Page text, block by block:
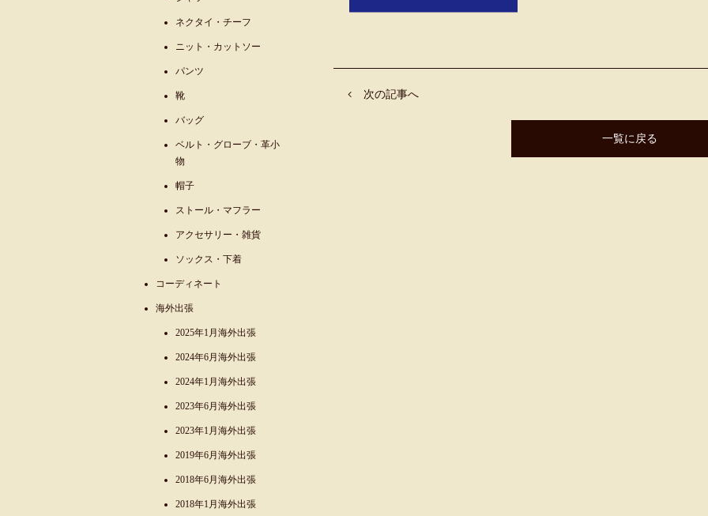
次の記事へ
一覧に戻る
ネクタイ・チーフ
ニット・カットソー
パンツ
靴
バッグ
ベルト・グローブ・革小
物
帽子
ストール・マフラー
アクセサリー・雑貨
ソックス・下着
コーディネート
海外出張
2025年1月海外出張
2024年6月海外出張
2024年1月海外出張
2023年6月海外出張
2023年1月海外出張
2019年6月海外出張
2018年6月海外出張
2018年1月海外出張